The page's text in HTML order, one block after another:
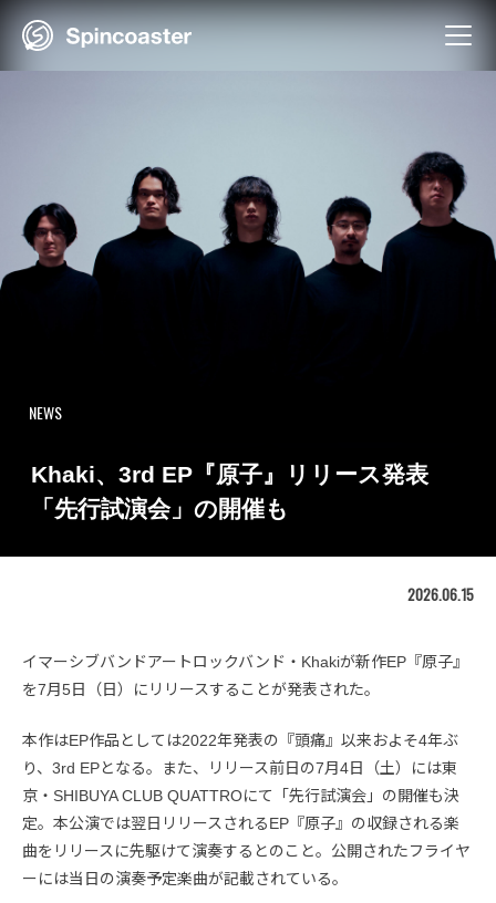
Skip
NEWS
Khaki、3rd EP『原子』リリース発表
「先行試演会」の開催も
2026.06.15
イマーシブバンドアートロックバンド・Khakiが新作EP『原子』
を7月5日（日）にリリースすることが発表された。
本作はEP作品としては2022年発表の『頭痛』以来およそ4年ぶ
り、3rd EPとなる。また、リリース前日の7月4日（土）には東
京・SHIBUYA CLUB QUATTROにて「先行試演会」の開催も決
定。本公演では翌日リリースされるEP『原子』の収録される楽
曲をリリースに先駆けて演奏するとのこと。公開されたフライヤ
ーには当日の演奏予定楽曲が記載されている。